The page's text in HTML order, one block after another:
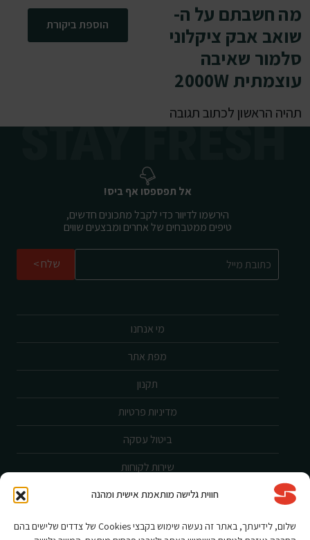
חווית גלישה מותאמת אישית ומהנה
שלום, לידיעתך, באתר זה נעשה שימוש בקבצי Cookies של צדדים שלישים בהם
מה חשבתם על ה-
שואב אבק ציקלוני
סלמור שאיבה
עוצמתית 2000W
תהיה הראשון לכתוב תגובה
הוספת ביקורת
מי אנחנו
מפת אתר
תקנון
מדיניות פרטיות
ביטול עסקה
שירות לקוחות
הצהרת נגישות
אחריות ורישום מוצר
אל תפספסו אף ביס!
הירשמו לדיוור כדי לקבל מתכונים חדשים,
טיפים ממטבחים של אחרים ומבצעים שווים
שלח